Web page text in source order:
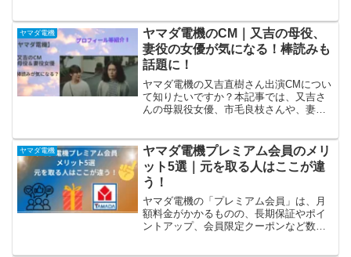
ヤマダ電機
ヤマダ電機のCM｜又吉の母役、
妻役の女優が気になる！棒読みも
話題に！
ヤマダ電機の又吉直樹さん出演CMについ
て知りたいですか？本記事では、又吉さ
んの母親役女優、市毛良枝さんや、妻役
せてご覧ください。棒読みのセリフにつ
いてもご参照ください。
ヤマダ電機
ヤマダ電機プレミアム会員のメリ
ット5選｜元を取る人はここが違
う！
ヤマダ電機の「プレミアム会員」は、月
額料金がかかるものの、長期保証やポイ
ントアップ、会員限定クーポンなど数々